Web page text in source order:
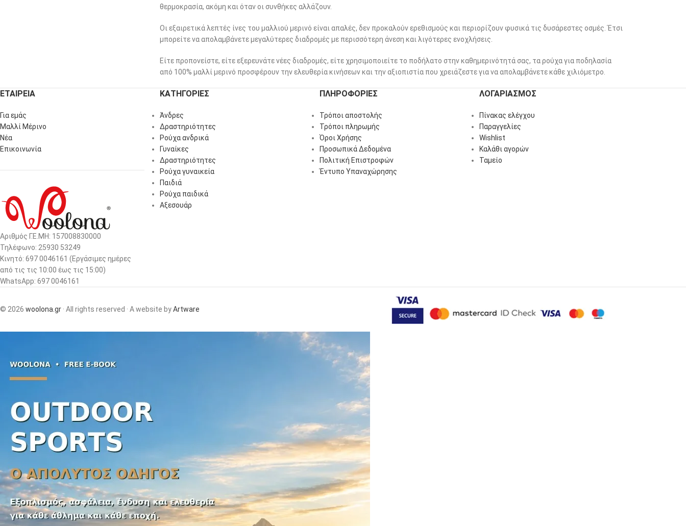
θερμοκρασία, ακόμη και όταν οι συνθήκες αλλάζουν.
Οι εξαιρετικά λεπτές ίνες του μαλλιού μερινό είναι απαλές, δεν προκαλούν ερεθισμούς και περιορίζουν φυσικά τις δυσάρεστες οσμές. Έτσι
μπορείτε να απολαμβάνετε μεγαλύτερες διαδρομές με περισσότερη άνεση και λιγότερες ενοχλήσεις.
Είτε προπονείστε, είτε εξερευνάτε νέες διαδρομές, είτε χρησιμοποιείτε το ποδήλατο στην καθημερινότητά σας, τα ρούχα για ποδηλασία
από 100% μαλλί μερινό προσφέρουν την ελευθερία κινήσεων και την αξιοπιστία που χρειάζεστε για να απολαμβάνετε κάθε χιλιόμετρο.
ΕΤΑΙΡΕΙΑ
Για εμάς
Μαλλί Μέρινο
Νέα
Επικοινωνία
Αριθμός Γ.Ε.ΜΗ: 157008830000
Τηλέφωνο: 25930 53249
Κινητό: 697 0046161 (Eργάσιμες ημέρες
από τις τις 10:00 έως τις 15:00)
WhatsApp: 697 0046161
ΚΑΤΗΓΟΡΙΕΣ
Άνδρες
Δραστηριότητες
Ρούχα ανδρικά
Γυναίκες
Δραστηριότητες
Ρούχα γυναικεία
Παιδιά
Ρούχα παιδικά
Αξεσουάρ
ΠΛΗΡΟΦΟΡΊΕΣ
Τρόποι αποστολής
Τρόποι πληρωμής
Όροι Χρήσης
Προσωπικά Δεδομένα
Πολιτική Επιστροφών
Έντυπο Υπαναχώρησης
ΛΟΓΑΡΙΑΣΜΌΣ
Πίνακας ελέγχου
Παραγγελίες
Wishlist
Καλάθι αγορών
Ταμείο
© 2026 woolona.gr · All rights reserved · A website byArtware